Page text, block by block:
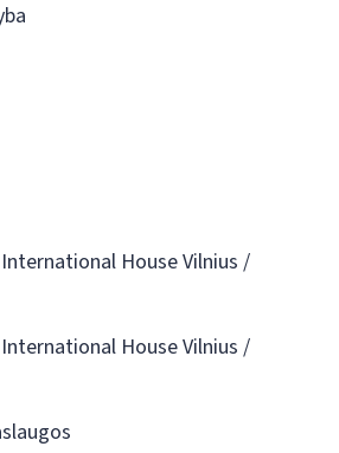
House Vilnius /
House Vilnius /